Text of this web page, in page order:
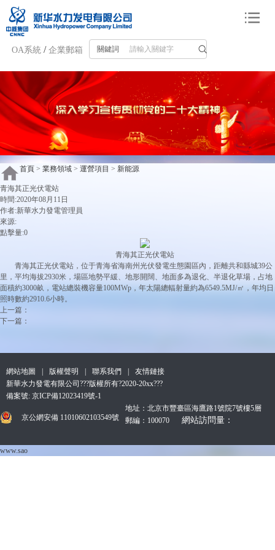
OA系統 /企業郵箱 關鍵詞
首頁 > 業務領域 > 運營項目 > 新能源
青海其正光伏電站
時間:2020年08月11日
作者:新華水力發電管理員
來源:
點擊量:0
青海其正光伏電站
青海其正光伏電站，位于青海省海南州光伏發電生態園區內，距離共和縣城39公
里，平均海拔2930米，場區地勢平緩、地形開闊、地面多為退化、半退化草場，占地
面積約3000畝，電站總裝機容量100MWp，年太陽總輻射量約為6549.5MJ/㎡，年均日
照時數約2910.6小時。
上一篇：
下一篇：
網站地圖 版權聲明 聯系我們
友情鏈接
新華水力發電有限公司???版權所有?2020-20xx???
備案號: 京ICP備12023419號-1
京公網安備 11010602103549號
地址：北京市豐臺區海鷹路1號院7號樓5層
郵編：100070
網站訪問量：
www.sao